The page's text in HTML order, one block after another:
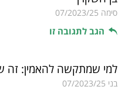
סימה 07/2023/25
הגב לתגובה זו
למי שמתקשה להאמין:
בני 07/2023/25